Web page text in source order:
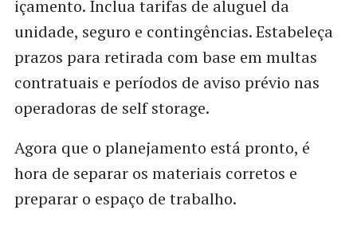
içamento. Inclua tarifas de aluguel da
unidade, seguro e contingências. Estabeleça
prazos para retirada com base em multas
contratuais e períodos de aviso prévio nas
operadoras de self storage.
Agora que o planejamento está pronto, é
hora de separar os materiais corretos e
preparar o espaço de trabalho.